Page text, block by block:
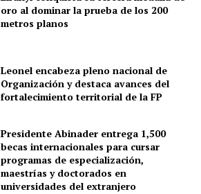
oro al dominar la prueba de los 200
metros planos
Leonel encabeza pleno nacional de
Organización y destaca avances del
fortalecimiento territorial de la FP
Presidente Abinader entrega 1,500
becas internacionales para cursar
programas de especialización,
maestrías y doctorados en
universidades del extranjero